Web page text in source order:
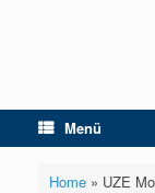
Menü
Home» UZE